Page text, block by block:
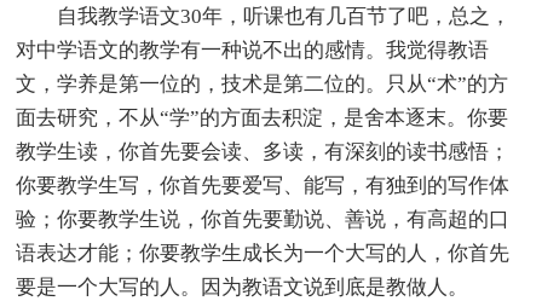
自我教学语文30年，听课也有几百节了吧，总之，
对中学语文的教学有一种说不出的感情。我觉得教语
文，学养是第一位的，技术是第二位的。只从“术”的方
面去研究，不从“学”的方面去积淀，是舍本逐末。你要
教学生读，你首先要会读、多读，有深刻的读书感悟；
你要教学生写，你首先要爱写、能写，有独到的写作体
验；你要教学生说，你首先要勤说、善说，有高超的口
语表达才能；你要教学生成长为一个大写的人，你首先
要是一个大写的人。因为教语文说到底是教做人。